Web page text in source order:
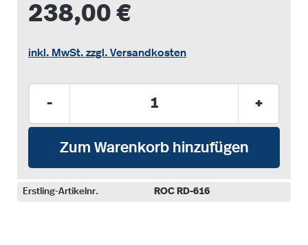
238,00 €
inkl. MwSt. zzgl. Versandkosten
- +
Zum Warenkorb hinzufügen
Erstling-Artikelnr. ROC RD-616